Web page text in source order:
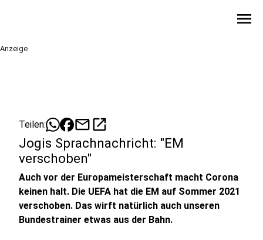
menu
Anzeige
Teilen: mailopen_in_new
Jogis Sprachnachricht: "EM
verschoben"
Auch vor der Europameisterschaft macht Corona
keinen halt. Die UEFA hat die EM auf Sommer 2021
verschoben. Das wirft natürlich auch unseren
Bundestrainer etwas aus der Bahn.